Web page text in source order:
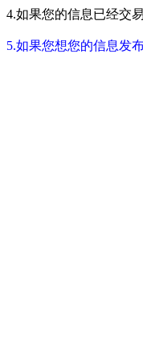
4.如果您的信息已经交
5.如果您想您的信息发